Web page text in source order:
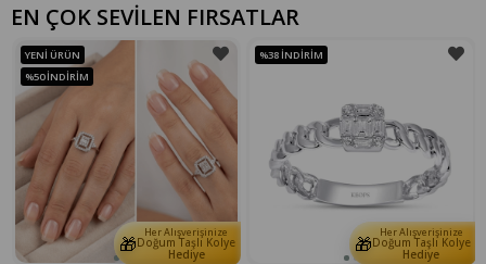
EN ÇOK SEVİLEN FIRSATLAR
🎁 Her Alışverişinize
Doğum Taşlı Kolye
Hediye
YENI ÜRÜN
%50 İNDIRIM
🎁 Her Alışverişinize
Doğum Taşlı Kolye
Hediye
%38 İNDIRIM